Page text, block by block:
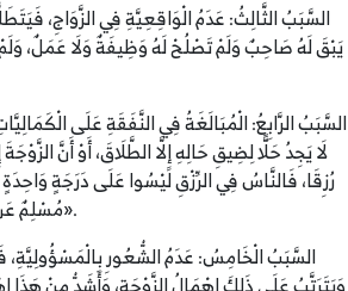
السَّبَبُ الثَّالِثُ: عَدَمُ الْوَاقِعِيَّةِ فِي الزَّوَاجِ،
يَبْقَ لَهُ صَاحِبٌ وَلَمْ تَصْلُحْ لَهُ وَظِيفَةٌ وَلَا عَمَلٌ،
السَّبَبُ الرَّابِعُ: الْمُبَالَغَةُ فِي النَّفَقَةِ عَلَى
لَا يَجِدُ حَلًّا لِضِيقِ حَالِهِ إِلَّا الطَّلَاقَ، أَوْ أَنَّ
رُزِقَا، فَالنَّاسُ فِي الرِّزْقِ لَيْسُوا عَلَى دَرَجَةٍ
مُسْلِمٌ عَنْ أَبِي هُرَيْرَةَ أَنَّ النَّبِيَّ ﷺ قَالَ: «انْظُرُوا إِلَى مَنْ أَسْفَلَ مِنْكُمْ، وَلَا تَنْظُرُوا إِلَى مَنْ هُوَ فَوْقَكُمْ، فَهُوَ أَجْدَرُ أَنْ لَا تَزْدَرُوا نِعْمَةَ اللَّهِ عَلَيْكُمْ».
السَّبَبُ الْخَامِسُ: عَدَمُ الشُّعُورِ بِالْمَسْؤُولِيَّةِ،